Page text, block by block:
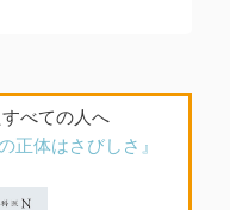
べての人へ
正体はさびしさ』